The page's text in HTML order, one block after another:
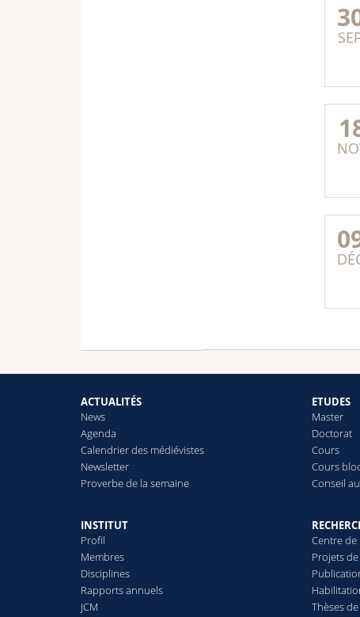
ACTUALITÉS
News
Agenda
Calendrier des médiévistes
Newsletter
Proverbe de la semaine
INSTITUT
Profil
Membres
Disciplines
Rapports annuels
JCM
ETUDES
Master
Doctorat
Cours
Cours
Conseil
Centre
Projets
Thèses